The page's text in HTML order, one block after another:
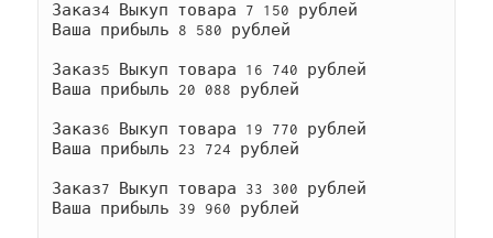
Заказ4 Выкуп товара 7 150 рублей
Ваша прибыль 8 580 рублей
Заказ5 Выкуп товара 16 740 рублей
Ваша прибыль 20 088 рублей
Заказ6 Выкуп товара 19 770 рублей
Ваша прибыль 23 724 рублей
Заказ7 Выкуп товара 33 300 рублей
Ваша прибыль 39 960 рублей